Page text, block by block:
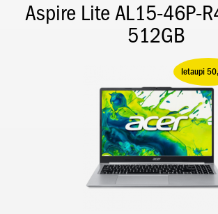
Aspire Lite AL15-46P-
512GB
Ietaupi